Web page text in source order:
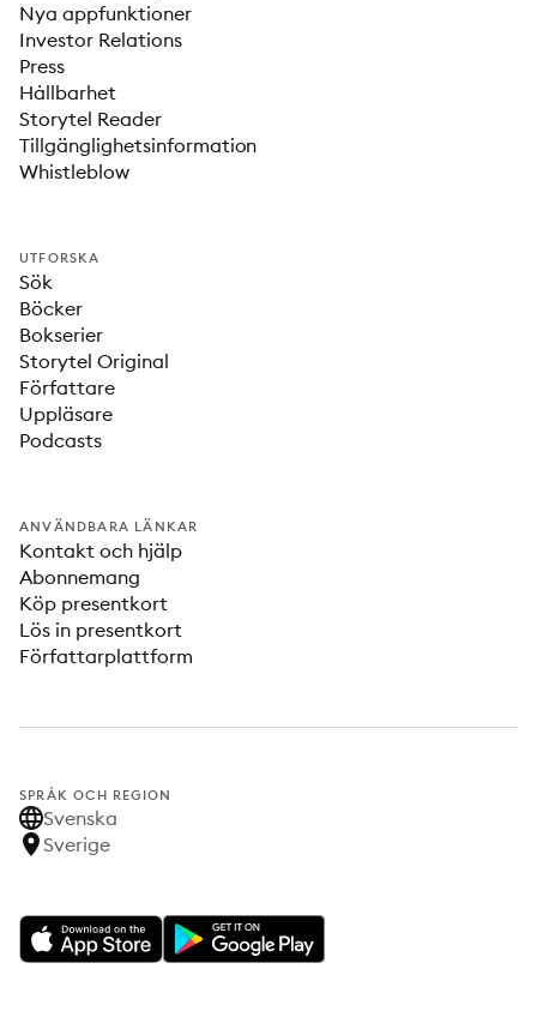
Nya appfunktioner
Investor Relations
Press
Hållbarhet
Storytel Reader
Tillgänglighetsinformation
Whistleblow
UTFORSKA
Sök
Böcker
Bokserier
Storytel Original
Författare
Uppläsare
Podcasts
ANVÄNDBARA LÄNKAR
Kontakt och hjälp
Abonnemang
Köp presentkort
Lös in presentkort
Författarplattform
SPRÅK OCH REGION
Svenska
Sverige